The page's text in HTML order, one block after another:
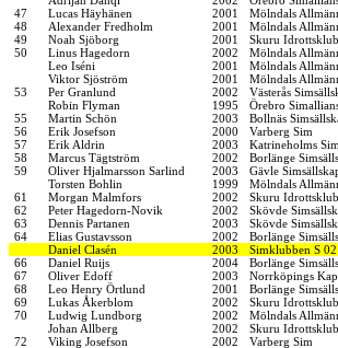
47
Lucas Häyhänen 2001
Mölndals
48
Alexander Fredholm 2001
Mölndals
49
Noah Sjöborg 2001
Skuru
50
Linus Hagedorn 2002
Mölndals
Leo Iséni
2001
Mölndals
Viktor Sjöström
2001
Mölndals
53
Per Granlund 2002
Västerås
Robin Flyman
1995
Örebro
55
Martin Schön 2003
Bollnäs
56
Erik Josefson 2000
Varberg Sim
57
Erik Aldrin 2003
Katrineholms
58
Marcus Tägtström 2002
Borlänge
59
Oliver Hjalmarsson Sarlind 2003
Gävle
Torsten Bohlin
1999
Mölndals
61
Morgan Malmfors 2002
Skuru
62
Peter Hagedorn-Novik 2002
Skövde
63
Dennis Partanen 2003
Skövde
64
Elias Gustavsson 2002
Borlänge
Daniel Clasén
2003
Simklubben S 02
66
Daniel Ruijs 2004
Borlänge
67
Oliver Edoff 2003
Norrköpings
68
Leo Henry Örtlund 2001
Borlänge
69
Lukas Åkerblom 2002
Skuru
70
Ludwig Lundborg 2002
Mölndals
Johan Allberg
2002
Skuru
72
Viking Josefson 2002
Varberg Sim